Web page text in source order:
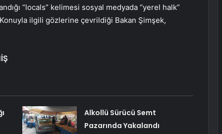
“locals” kelimesi sosyal medyada “yerel halk”
ilgili gözlerine çevrildiği Bakan Şimşek,
Alkollü Sürücü Semt
Pazarında Yakalandı